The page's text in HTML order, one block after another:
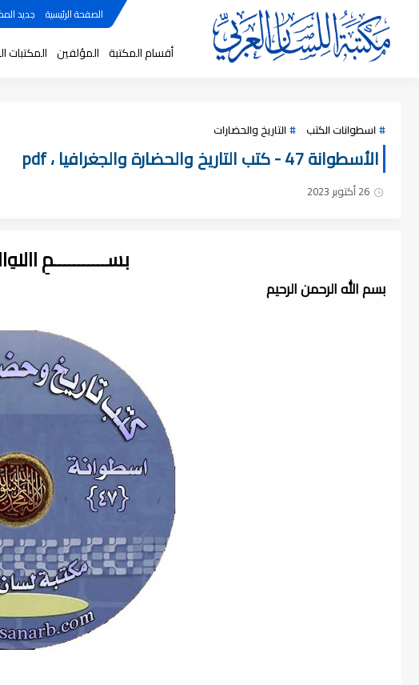
الصفحة الرئيسية جديد
أقسام المكتبة المؤلفين المكتبات
اسطوانات الكتب التاريخ والحضارات
الأسطوانة 47 - كتب التاريخ والحضارة والجغرافيا ، pdf
26 أكتوبر 2023
بســـــــــــمِ
بسم الله الرحمن الرحيم